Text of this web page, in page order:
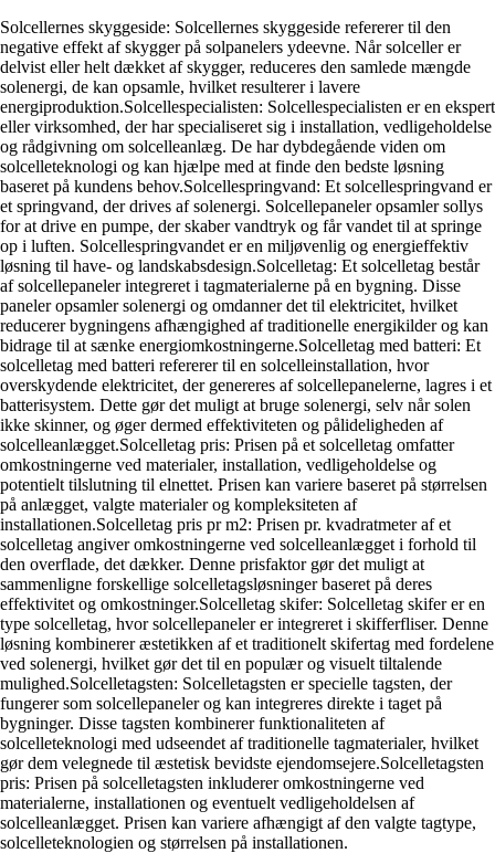
Solcellernes skyggeside: Solcellernes skyggeside refererer til den
negative effekt af skygger på solpanelers ydeevne. Når solceller er
delvist eller helt dækket af skygger, reduceres den samlede mængde
solenergi, de kan opsamle, hvilket resulterer i lavere
energiproduktion.Solcellespecialisten: Solcellespecialisten er en ekspert
eller virksomhed, der har specialiseret sig i installation, vedligeholdelse
og rådgivning om solcelleanlæg. De har dybdegående viden om
solcelleteknologi og kan hjælpe med at finde den bedste løsning
baseret på kundens behov.Solcellespringvand: Et solcellespringvand er
et springvand, der drives af solenergi. Solcellepaneler opsamler sollys
for at drive en pumpe, der skaber vandtryk og får vandet til at springe
op i luften. Solcellespringvandet er en miljøvenlig og energieffektiv
løsning til have- og landskabsdesign.Solcelletag: Et solcelletag består
af solcellepaneler integreret i tagmaterialerne på en bygning. Disse
paneler opsamler solenergi og omdanner det til elektricitet, hvilket
reducerer bygningens afhængighed af traditionelle energikilder og kan
bidrage til at sænke energiomkostningerne.Solcelletag med batteri: Et
solcelletag med batteri refererer til en solcelleinstallation, hvor
overskydende elektricitet, der genereres af solcellepanelerne, lagres i et
batterisystem. Dette gør det muligt at bruge solenergi, selv når solen
ikke skinner, og øger dermed effektiviteten og pålideligheden af
solcelleanlægget.Solcelletag pris: Prisen på et solcelletag omfatter
omkostningerne ved materialer, installation, vedligeholdelse og
potentielt tilslutning til elnettet. Prisen kan variere baseret på størrelsen
på anlægget, valgte materialer og kompleksiteten af
installationen.Solcelletag pris pr m2: Prisen pr. kvadratmeter af et
solcelletag angiver omkostningerne ved solcelleanlægget i forhold til
den overflade, det dækker. Denne prisfaktor gør det muligt at
sammenligne forskellige solcelletagsløsninger baseret på deres
effektivitet og omkostninger.Solcelletag skifer: Solcelletag skifer er en
type solcelletag, hvor solcellepaneler er integreret i skifferfliser. Denne
løsning kombinerer æstetikken af et traditionelt skifertag med fordelene
ved solenergi, hvilket gør det til en populær og visuelt tiltalende
mulighed.Solcelletagsten: Solcelletagsten er specielle tagsten, der
fungerer som solcellepaneler og kan integreres direkte i taget på
bygninger. Disse tagsten kombinerer funktionaliteten af
solcelleteknologi med udseendet af traditionelle tagmaterialer, hvilket
gør dem velegnede til æstetisk bevidste ejendomsejere.Solcelletagsten
pris: Prisen på solcelletagsten inkluderer omkostningerne ved
materialerne, installationen og eventuelt vedligeholdelsen af
solcelleanlægget. Prisen kan variere afhængigt af den valgte tagtype,
solcelleteknologien og størrelsen på installationen.